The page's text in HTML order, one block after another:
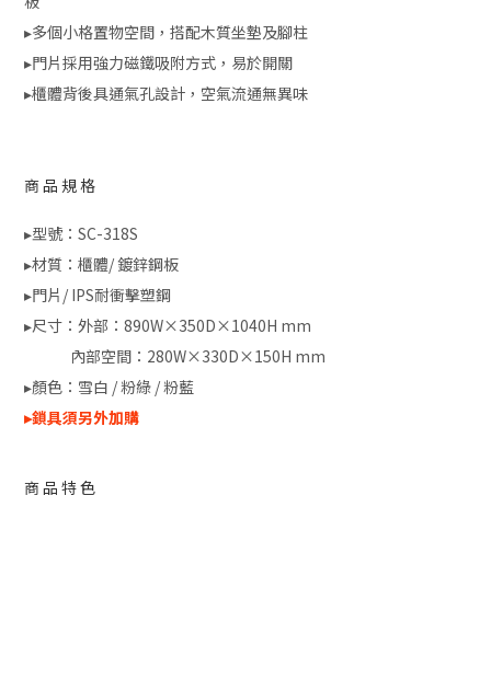
▸多個小格置物空間，搭配木質坐墊及腳柱
▸門片採用強力磁鐵吸附方式，易於開關
▸櫃體背後具通氣孔設計，空氣流通無異味
商品規格
▸型號：SC-318S
▸材質：櫃體/ 鍍鋅鋼板
▸門片/ IPS耐衝擊塑鋼
▸尺寸：外部：890W×350D×1040H mm
內部空間：280W×330D×150H mm
▸顏色：雪白 / 粉綠 / 粉藍
▸鎖具須另外加購
商品特色